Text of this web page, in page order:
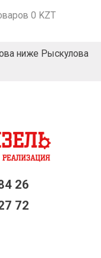
0 KZT
ниже Рыскулова
26
72